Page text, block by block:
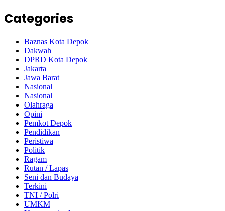
Categories
Baznas Kota Depok
Dakwah
DPRD Kota Depok
Jakarta
Jawa Barat
Nasional
Nasional
Olahraga
Opini
Pemkot Depok
Pendidikan
Peristiwa
Politik
Ragam
Rutan / Lapas
Seni dan Budaya
Terkini
TNI / Polri
UMKM